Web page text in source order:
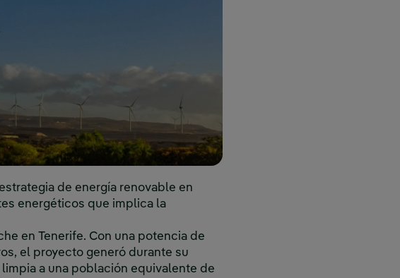
de energía renovable en
energéticos que implica la
en Tenerife. Con una potencia de
el proyecto generó durante su
a una población equivalente de